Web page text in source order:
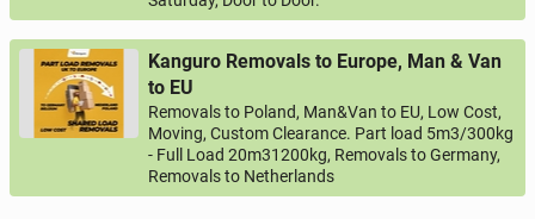
Kanguro Removals to Europe, Man & Van
to EU
Removals to Poland, Man&Van to EU, Low Cost,
Moving, Custom Clearance. Part load 5m3/300kg
- Full Load 20m31200kg, Removals to Germany,
Removals to Netherlands